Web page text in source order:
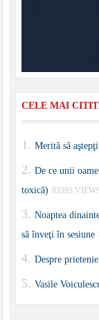
CELE MAI
Merită să
De ce unii
toxică) 83395
Noaptea
să înveţi în sesiune
Despre
Vasile